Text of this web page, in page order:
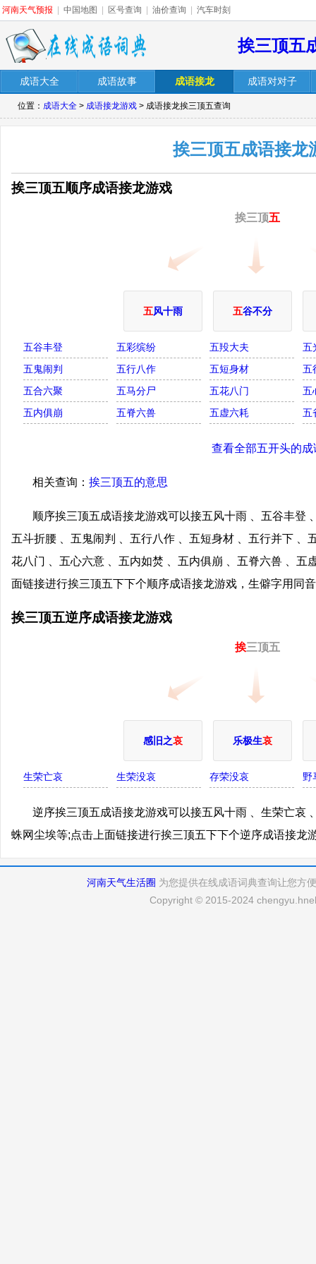
河南天气预报 中国地图 区号查询 油价查询 汽车时刻
挨三顶五
成语大全 成语故事 成语接龙 成语对对子
位置： 成语大全 > 成语接龙游戏 > 成语接龙挨三顶五查询
挨三顶五成语接龙
挨三顶五顺序成语接龙游戏
挨三顶五
五风十雨 五谷不分
五谷丰登 五彩缤纷 五羖大夫
五
五鬼闹判
五行八作 五短身材
五
五合六聚
五马分尸 五花八门
五
五内俱崩
五脊六兽 五虚六耗 五
查看全部五开头的成
相关查询： 挨三顶五的意思
顺序挨三顶五成语接龙游戏可以接五风十雨 、五谷丰登
五斗折腰 、五鬼闹判 、五行八作 、五短身材 、五行并下 、
花八门 、五心六意 、五内如焚 、五内俱崩 、五脊六兽 、五
面链接进行挨三顶五下下个顺序成语接龙游戏，生僻字用同
挨三顶五逆序成语接龙游戏
挨三顶五
感旧之哀 乐极生哀
生荣亡哀 生荣没哀 存荣没哀 野
逆序挨三顶五成语接龙游戏可以接五风十雨 、生荣亡哀
蛛网尘埃等;点击上面链接进行挨三顶五下下个逆序成语接龙
河南天气生活圈 为您提供在线成语词典查询让您方
Copyright © 2015-2024